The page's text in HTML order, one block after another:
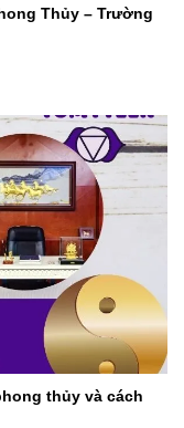
Thủy – Trường
thủy và cách